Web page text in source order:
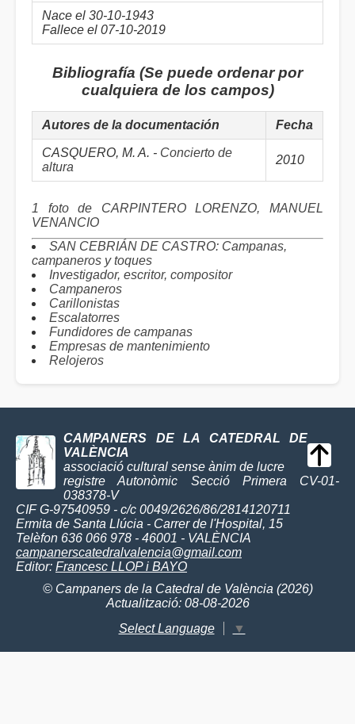
Nace el 30-10-1943
Fallece el 07-10-2019
Bibliografía (Se puede ordenar por
cualquiera de los campos)
Autores de la documentación Fecha
CASQUERO, M. A. - Concierto de
altura
2010
1 foto de CARPINTERO LORENZO, MANUEL
VENANCIO
SAN CEBRIÁN DE CASTRO: Campanas,
campaneros y toques
Investigador, escritor, compositor
Campaneros
Carillonistas
Escalatorres
Fundidores de campanas
Empresas de mantenimiento
Relojeros
CAMPANERS DE LA CATEDRAL DE
VALÈNCIA
associació cultural sense ànim de lucre
registre Autonòmic Secció Primera CV-01-
038378-V
CIF G-97540959 - c/c 0049/2626/86/2814120711
Ermita de Santa Llúcia - Carrer de l'Hospital, 15
Telèfon 636 066 978 - 46001 - VALÈNCIA
campanerscatedralvalencia@gmail.com
Editor: Francesc LLOP i BAYO
© Campaners de la Catedral de València (2026)
Actualització: 08-08-2026
Select Language
▼